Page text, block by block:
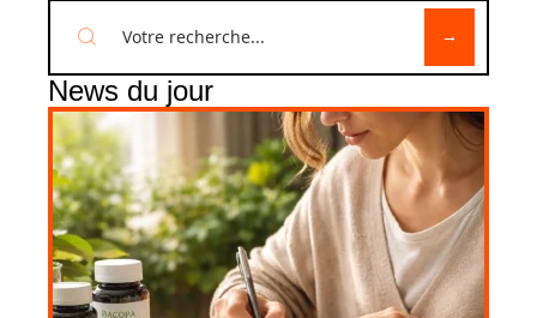
News du jour